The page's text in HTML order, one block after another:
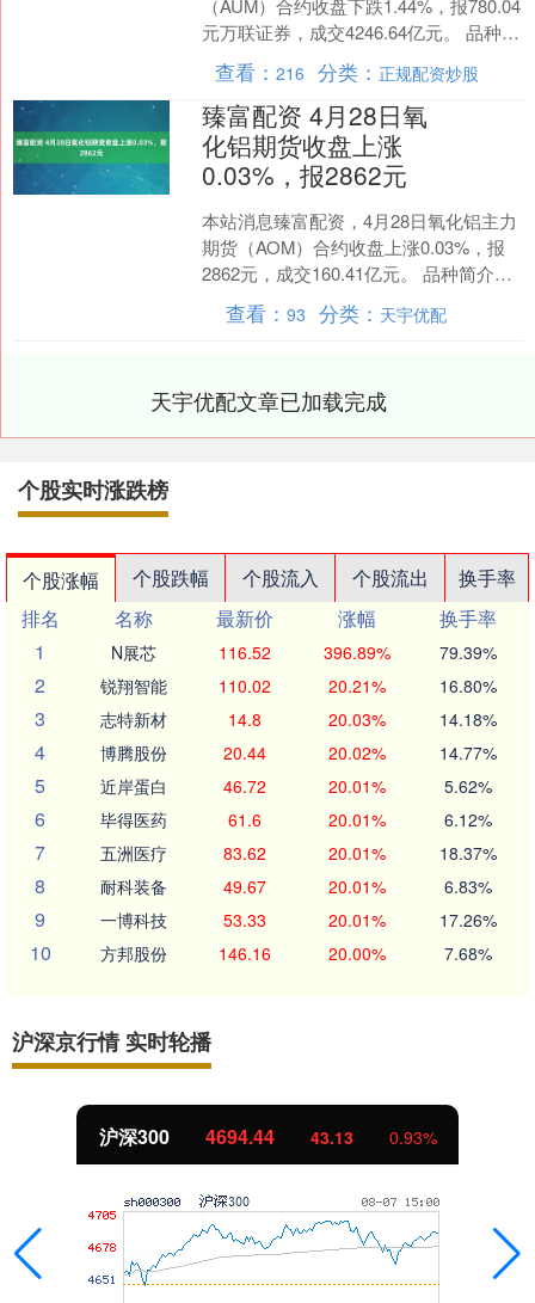
（AUM）合约收盘下跌1.44%，报780.04
元万联证券，成交4246.64亿元。 品种简
介：沪金期货是在上海期货交易所
（SH....
查看：216 分类： 正规配资炒股
臻富配资 4月28日氧
化铝期货收盘上涨
0.03%，报2862元
本站消息臻富配资，4月28日氧化铝主力
期货（AOM）合约收盘上涨0.03%，报
2862元，成交160.41亿元。 品种简介：
氧化铝期货是一种以氧化铝（Alumi....
查看：93 分类： 天宇优配
天宇优配文章已加载完成
个股实时涨跌榜
个股涨幅 个股跌幅 个股流入 个股流出
换手率
排名
名称 最新价 涨幅
换手率
1
N展芯 116.52 396.89% 79.39%
2 锐翔智能 110.02 20.21% 16.80%
3 志特新材 14.8 20.03% 14.18%
4 博腾股份 20.44 20.02% 14.77%
5 近岸蛋白 46.72 20.01% 5.62%
6 毕得医药 61.6 20.01% 6.12%
7 五洲医疗 83.62 20.01% 18.37%
8 耐科装备 49.67 20.01% 6.83%
9 一博科技 53.33 20.01% 17.26%
10 方邦股份 146.16 20.00% 7.68%
沪深京行情 实时轮播
沪深300 4694.44 43.13 0.93%